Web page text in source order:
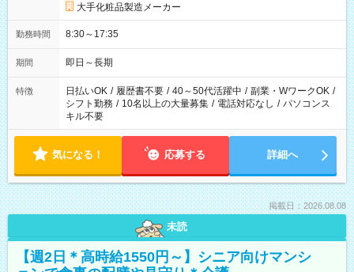
大手化粧品製造メーカー
勤務時間 8:30～17:35
期間 即日～長期
特徴 日払いOK / 履歴書不要 / 40～50代活躍中 / 副業・WワークOK /
シフト勤務 / 10名以上の大量募集 / 電話対応なし / パソコンス
キル不要
気になる！ 応募する 詳細へ
掲載日：2026.08.08
未読
【週2日＊高時給1550円～】シニア向けマンシ